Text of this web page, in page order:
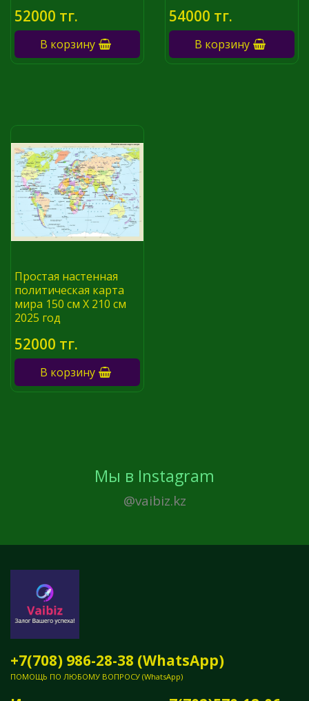
52000 тг.
В корзину
54000 тг.
В корзину
Простая настенная
политическая карта
мира 150 см Х 210 см
2025 год
52000 тг.
В корзину
Мы в Instagram
@vaibiz.kz
+7(708) 986-28-38 (WhatsApp)
ПОМОЩЬ ПО ЛЮБОМУ ВОПРОСУ (WhatsApp)